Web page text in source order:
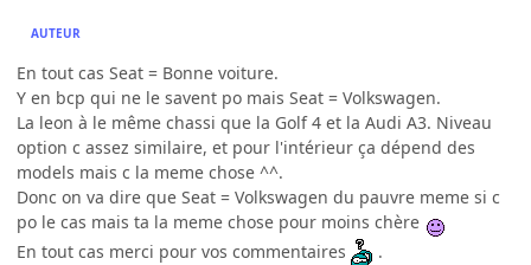
AUTEUR
En tout cas Seat = Bonne voiture.
Y en bcp qui ne le savent po mais Seat = Volkswagen.
La leon à le même chassi que la Golf 4 et la Audi A3. Niveau
option c assez similaire, et pour l'intérieur ça dépend des
models mais c la meme chose ^^.
Donc on va dire que Seat = Volkswagen du pauvre meme si c
po le cas mais ta la meme chose pour moins chère
En tout cas merci pour vos commentaires
.